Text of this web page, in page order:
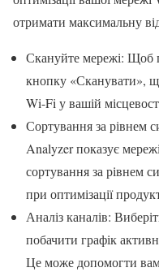
отримати максимальну
Скануйте мережі: Щоб
кнопку «Сканувати»,
Wi-Fi у вашій
Сортування за рівнем
Analyzer показує
сортування за рівнем
при оптимізації
Аналіз каналів:
побачити графік
Це може допомогти